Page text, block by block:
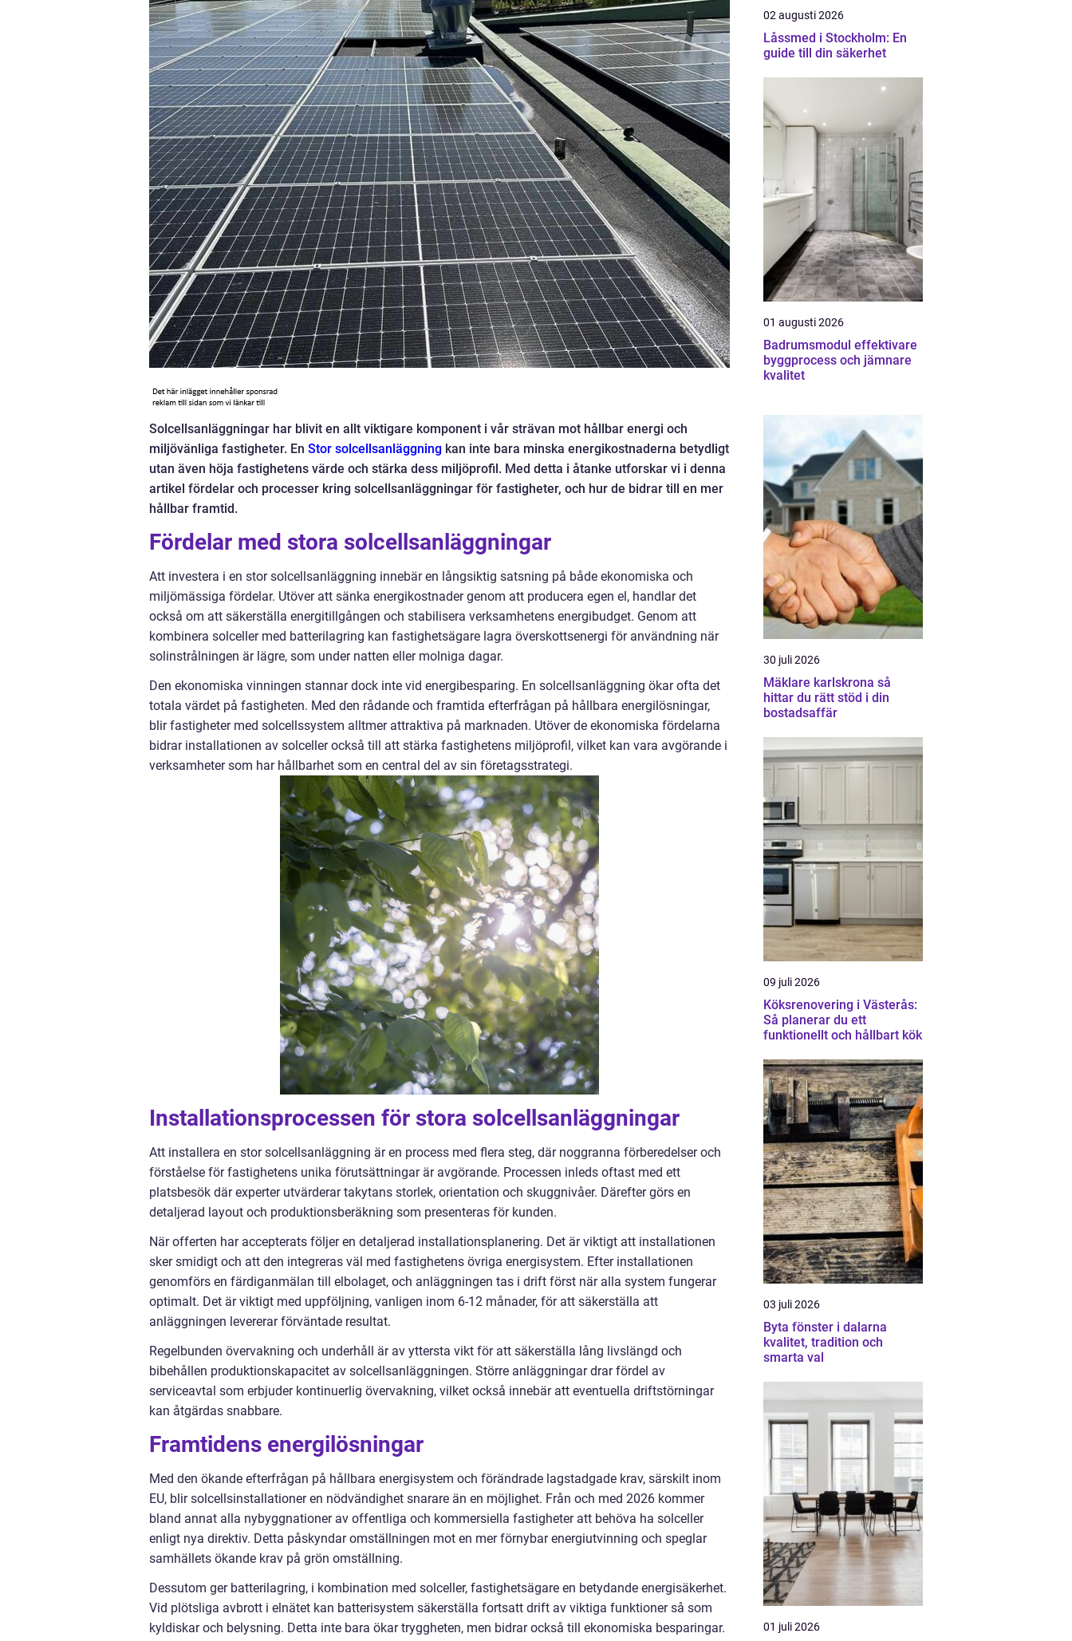
Solcellsanläggningar har blivit en allt viktigare komponent i vår strävan mot hållbar energi och
miljövänliga fastigheter. En Stor solcellsanläggning kan inte bara minska energikostnaderna betydligt
utan även höja fastighetens värde och stärka dess miljöprofil. Med detta i åtanke utforskar vi i denna
artikel fördelar och processer kring solcellsanläggningar för fastigheter, och hur de bidrar till en mer
hållbar framtid.
Fördelar med stora solcellsanläggningar
Att investera i en stor solcellsanläggning innebär en långsiktig satsning på både ekonomiska och
miljömässiga fördelar. Utöver att sänka energikostnader genom att producera egen el, handlar det
också om att säkerställa energitillgången och stabilisera verksamhetens energibudget. Genom att
kombinera solceller med batterilagring kan fastighetsägare lagra överskottsenergi för användning när
solinstrålningen är lägre, som under natten eller molniga dagar.
Den ekonomiska vinningen stannar dock inte vid energibesparing. En solcellsanläggning ökar ofta det
totala värdet på fastigheten. Med den rådande och framtida efterfrågan på hållbara energilösningar,
blir fastigheter med solcellssystem alltmer attraktiva på marknaden. Utöver de ekonomiska fördelarna
bidrar installationen av solceller också till att stärka fastighetens miljöprofil, vilket kan vara avgörande i
verksamheter som har hållbarhet som en central del av sin företagsstrategi.
Installationsprocessen för stora solcellsanläggningar
Att installera en stor solcellsanläggning är en process med flera steg, där noggranna förberedelser och
förståelse för fastighetens unika förutsättningar är avgörande. Processen inleds oftast med ett
platsbesök där experter utvärderar takytans storlek, orientation och skuggnivåer. Därefter görs en
detaljerad layout och produktionsberäkning som presenteras för kunden.
När offerten har accepterats följer en detaljerad installationsplanering. Det är viktigt att installationen
sker smidigt och att den integreras väl med fastighetens övriga energisystem. Efter installationen
genomförs en färdiganmälan till elbolaget, och anläggningen tas i drift först när alla system fungerar
optimalt. Det är viktigt med uppföljning, vanligen inom 6-12 månader, för att säkerställa att
anläggningen levererar förväntade resultat.
Regelbunden övervakning och underhåll är av yttersta vikt för att säkerställa lång livslängd och
bibehållen produktionskapacitet av solcellsanläggningen. Större anläggningar drar fördel av
serviceavtal som erbjuder kontinuerlig övervakning, vilket också innebär att eventuella driftstörningar
kan åtgärdas snabbare.
Framtidens energilösningar
Med den ökande efterfrågan på hållbara energisystem och förändrade lagstadgade krav, särskilt inom
EU, blir solcellsinstallationer en nödvändighet snarare än en möjlighet. Från och med 2026 kommer
bland annat alla nybyggnationer av offentliga och kommersiella fastigheter att behöva ha solceller
enligt nya direktiv. Detta påskyndar omställningen mot en mer förnybar energiutvinning och speglar
samhällets ökande krav på grön omställning.
Dessutom ger batterilagring, i kombination med solceller, fastighetsägare en betydande energisäkerhet.
Vid plötsliga avbrott i elnätet kan batterisystem säkerställa fortsatt drift av viktiga funktioner så som
kyldiskar och belysning. Detta inte bara ökar tryggheten, men bidrar också till ekonomiska besparingar.
02 augusti 2026
Låssmed i Stockholm: En
guide till din säkerhet
01 augusti 2026
Badrumsmodul effektivare
byggprocess och jämnare
kvalitet
30 juli 2026
Mäklare karlskrona så
hittar du rätt stöd i din
bostadsaffär
09 juli 2026
Köksrenovering i Västerås:
Så planerar du ett
funktionellt och hållbart kök
03 juli 2026
Byta fönster i dalarna
kvalitet, tradition och
smarta val
01 juli 2026